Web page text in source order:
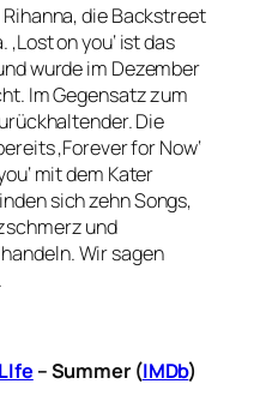
die Backstreet
on you‘ ist das
wurde im Dezember
Im Gegensatz zum
Die
‚Forever for Now‘
mit dem Kater
sich zehn Songs,
und
Wir sagen
– Summer (IMDb)